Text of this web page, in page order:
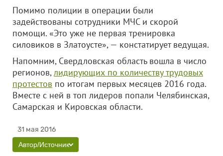
Помимо полиции в операции были
задействованы сотрудники МЧС и скорой
помощи. «Это уже не первая тренировка
силовиков в Златоусте», — констатирует ведущая.
Напомним, Свердловская область вошла в число
регионов,лидирующих по количеству трудовых
протестов по итогам первых месяцев 2016 года.
Вместе с ней в топ лидеров попали Челябинская,
Самарская и Кировская области.
31 мая 2016
Автор/Источник